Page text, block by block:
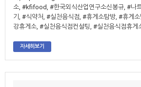
소, #kfifood, #한국외식산업연구소신봉규, #나
기, #식약처, #실천음식점, #휴게소탐방, #휴게
강휴게소, #실천음식점컨설팅, #실천음식점휴게
자세히보기